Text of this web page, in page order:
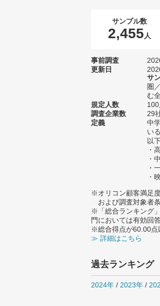
サンプル数
2,455 人
事前調査
更新日
サ
圏
む
規定人数
調査企業数
29
定義
中
い
以
・
・
・
・
※オリコン顧客満足
および調査対象者
※「総合ランキング
門においては有効回
※総合得点が60.00点
≫ 詳細はこちら
過去ランキング
2024年 / 2023年 /